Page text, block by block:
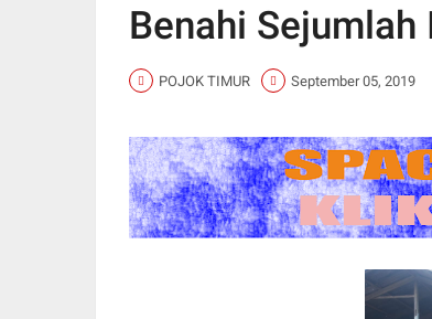
Benahi
POJOK TIMUR September 05, 2019